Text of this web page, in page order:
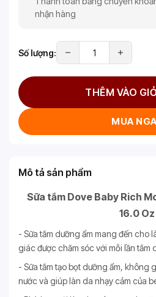
nhận hàng
Số lượng:
THÊM VÀO
MUA
Mô tả sản phẩm
Sữa tắm Dove Baby Rich
16.0 Oz
- Sữa tắm dưỡng ẩm mang đến cho
giác được chăm sóc với mỗi lần tắm
- Sữa tắm tạo bọt dưỡng ẩm, không
nước và giúp làn da nhạy cảm của